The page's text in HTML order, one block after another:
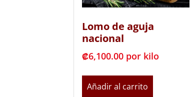
Lomo de aguja
nacional
₡6,100.00 por kilo
Añadir al carrito